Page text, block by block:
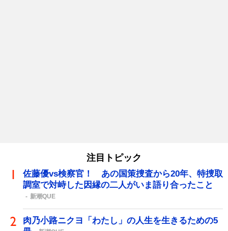
注目トピック
佐藤優vs検察官！ あの国策捜査から20年、特捜取
調室で対峙した因縁の二人がいま語り合ったこと
新潮QUE
肉乃小路ニクヨ「わたし」の人生を生きるための5